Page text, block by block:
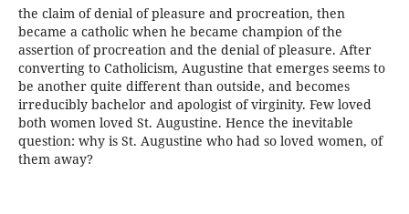
the claim of denial of pleasure and procreation, then
became a catholic when he became champion of the
assertion of procreation and the denial of pleasure. After
converting to Catholicism, Augustine that emerges seems to
be another quite different than outside, and becomes
irreducibly bachelor and apologist of virginity. Few loved
both women loved St. Augustine. Hence the inevitable
question: why is St. Augustine who had so loved women, of
them away?